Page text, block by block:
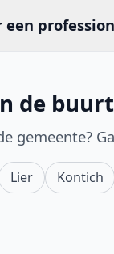
de
gemeente?
Lier Kontich